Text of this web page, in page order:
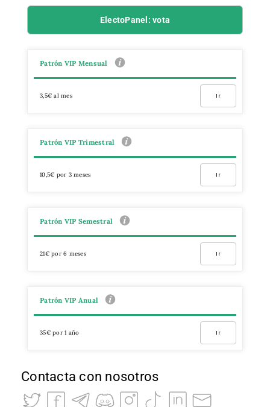
ElectoPanel: vota
Patrón VIP Mensual
3,5€ al mes Ir
Patrón VIP Trimestral
10,5€ por 3 meses Ir
Patrón VIP Semestral
21€ por 6 meses Ir
Patrón VIP Anual
35€ por 1 año Ir
Contacta con nosotros